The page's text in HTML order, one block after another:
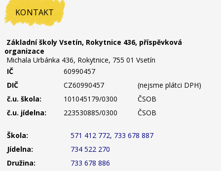
KONTAKT
Základní školy Vsetín, Rokytnice 436, příspěvková
organizace
Michala Urbánka 436, Rokytnice, 755 01 Vsetín
IČ
60990457
DIČ
CZ60990457
(nejsme plátci DPH)
č.u. škola:
101045179/0300
ČSOB
č.u. jídelna:
223530885/0300 ČSOB
Škola:
571 412 772, 733 678 887
Jídelna:
734 522 270
Družina:
733 678 886